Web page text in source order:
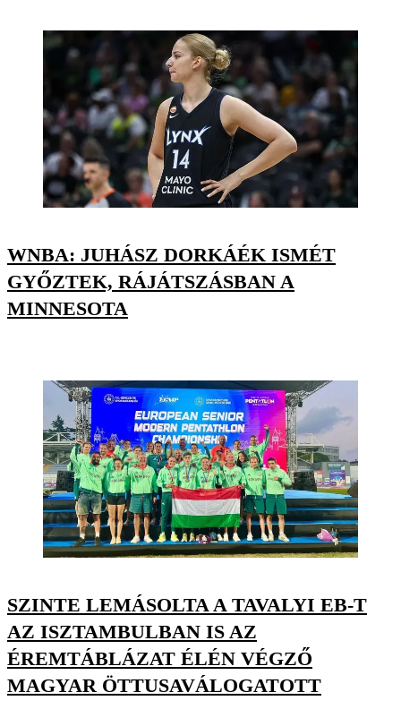
WNBA: JUHÁSZ DORKÁÉK ISMÉT
GYŐZTEK, RÁJÁTSZÁSBAN A
MINNESOTA
SZINTE LEMÁSOLTA A TAVALYI EB-T
AZ ISZTAMBULBAN IS AZ
ÉREMTÁBLÁZAT ÉLÉN VÉGZŐ
MAGYAR ÖTTUSAVÁLOGATOTT